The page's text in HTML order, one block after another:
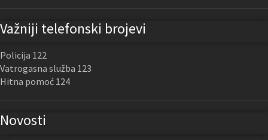
Važniji telefonski brojevi
Policija 122
Vatrogasna služba 123
Hitna pomoć 124
Novosti